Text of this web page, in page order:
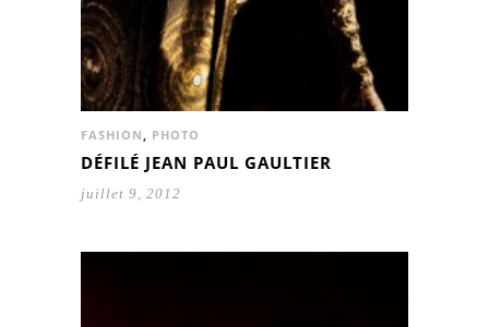
FASHION, PHOTO
DÉFILÉ JEAN PAUL GAULTIER
juillet 9, 2012